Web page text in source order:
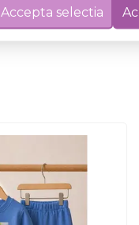
Nu
Accepta selectia